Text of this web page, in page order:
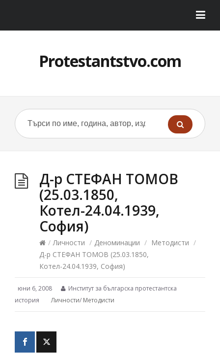
Protestantstvo.com
Д-р СТЕФАН ТОМОВ
(25.03.1850,
Котел-24.04.1939,
София)
/ Личности / Деноминации / Методисти /
Д-р СТЕФАН ТОМОВ (25.03.1850,
Котел-24.04.1939, София)
юни 6, 2008
Институт за българска протестантска
история
Личности/ Методисти